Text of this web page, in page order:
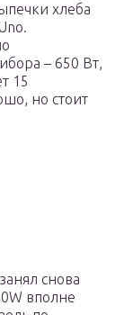
хлеба
– 650 Вт,
15
но стоит
снова
вполне